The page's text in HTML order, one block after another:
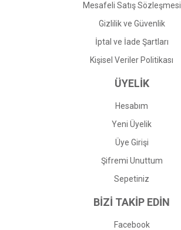
Mesafeli Satış Sözleşmesi
Gizlilik ve Güvenlik
İptal ve İade Şartları
Kişisel Veriler Politikası
ÜYELİK
Hesabım
Yeni Üyelik
Üye Girişi
Şifremi Unuttum
Sepetiniz
BİZİ TAKİP EDİN
Facebook